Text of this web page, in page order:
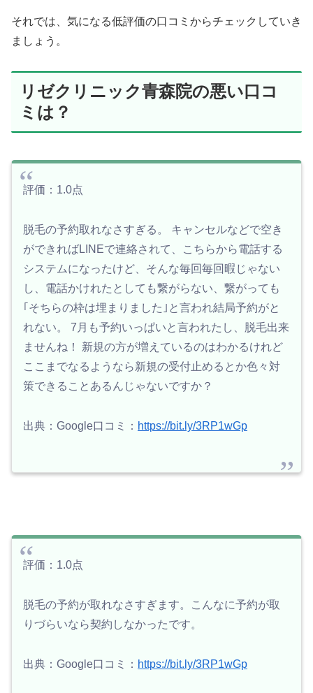
それでは、気になる低評価の口コミからチェックしていき
ましょう。
リゼクリニック青森院の悪い口コ
ミは？
評価：1.0点
脱毛の予約取れなさすぎる。 キャンセルなどで空き
ができればLINEで連絡されて、こちらから電話する
システムになったけど、そんな毎回毎回暇じゃない
し、電話かけれたとしても繋がらない、繋がっても
｢そちらの枠は埋まりました｣と言われ結局予約がと
れない。 7月も予約いっぱいと言われたし、脱毛出来
ませんね！ 新規の方が増えているのはわかるけれど
ここまでなるようなら新規の受付止めるとか色々対
策できることあるんじゃないですか？
出典：Google口コミ： https://bit.ly/3RP1wGp
評価：1.0点
脱毛の予約が取れなさすぎます。こんなに予約が取
りづらいなら契約しなかったです。
出典：Google口コミ： https://bit.ly/3RP1wGp